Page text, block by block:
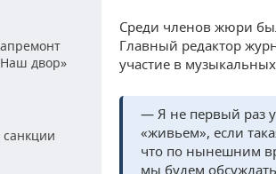
двор»
Среди членов жюри
Главный редактор
участие в
— Я не первый раз
«живьем», если
что по нынешним
мы будем